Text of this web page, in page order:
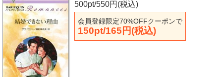
500pt/550円(税込)
会員登録限定70%OFFクーポンで
150pt/165円(税込)